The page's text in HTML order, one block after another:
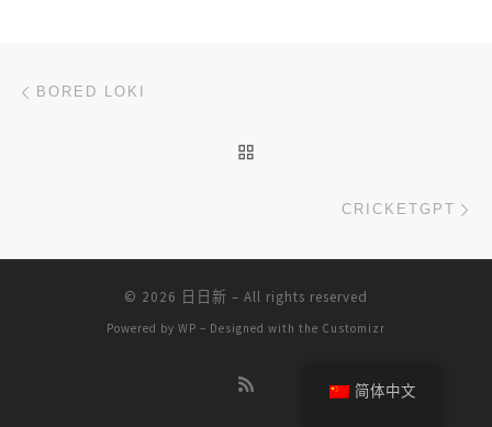
文章导航
BORED LOKI
CRICKETGPT
© 2026 日日新 – All rights reserved
Powered by WP – Designed with the Customizr
简体中文